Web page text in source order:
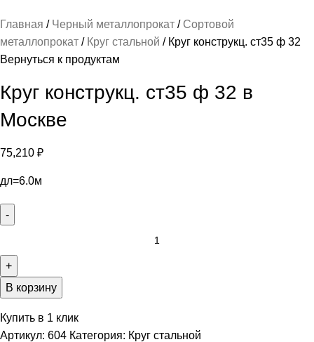
Главная Черный металлопрокат
Сортовой
металлопрокат
Круг стальной
Круг конструкц. ст35 ф 32
Вернуться к продуктам
Круг конструкц. ст35 ф 32 в
Москве
75,210 ₽
дл=6.0м
В корзину
Купить в 1 клик
Артикул: 604 Категория: Круг стальной